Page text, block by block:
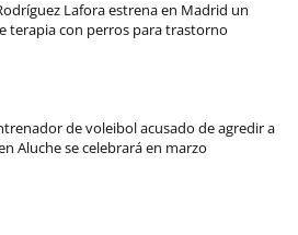
Lafora estrena en Madrid un
terapia con perros para trastorno
de voleibol acusado de agredir a
Aluche se celebrará en marzo